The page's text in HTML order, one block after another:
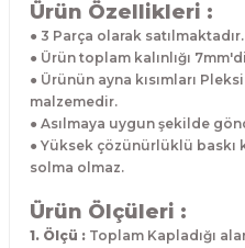
Ürün Özellikleri :
● 3 Parça olarak satılmaktadır.
● Ürün toplam kalınlığı
● Ürünün ayna kısımları
malzemedir.
● Asılmaya uygun şekilde
● Yüksek çözünürlüklü
solma olmaz.
Ürün Ölçüleri :
1. Ölçü : Toplam Kapladığı